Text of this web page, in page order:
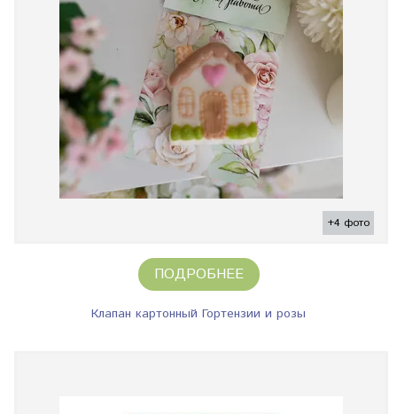
+4 фото
ПОДРОБНЕЕ
Клапан картонный Гортензии и розы